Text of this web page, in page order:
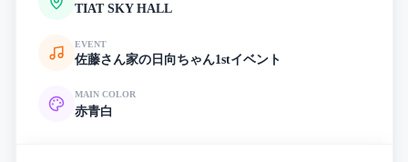
TIAT SKY HALL
EVENT
佐藤さん家の日向ちゃん1stイベント
MAIN COLOR
赤青白